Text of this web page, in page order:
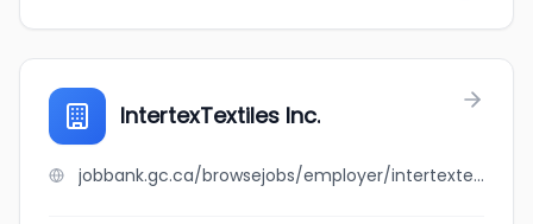
IntertexTextiles Inc.
jobbank.gc.ca/browsejobs/employer/intertextextiles+inc./ca